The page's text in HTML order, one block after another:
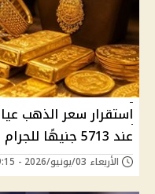
عند 5713 جنيهًا للجرام
الأربعاء 03/يونيو/2026 - 09:15 ص